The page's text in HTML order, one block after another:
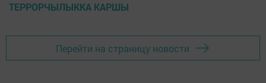
ТЕРРОРЧЫЛЫККА КАРШЫ
Перейти на страницу новости